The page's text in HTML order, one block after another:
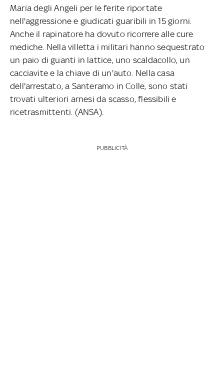
Maria degli Angeli per le ferite riportate
nell'aggressione e giudicati guaribili in 15 giorni.
Anche il rapinatore ha dovuto ricorrere alle cure
mediche. Nella villetta i militari hanno sequestrato
un paio di guanti in lattice, uno scaldacollo, un
cacciavite e la chiave di un'auto. Nella casa
dell'arrestato, a Santeramo in Colle, sono stati
trovati ulteriori arnesi da scasso, flessibili e
ricetrasmittenti. (ANSA).
PUBBLICITÀ